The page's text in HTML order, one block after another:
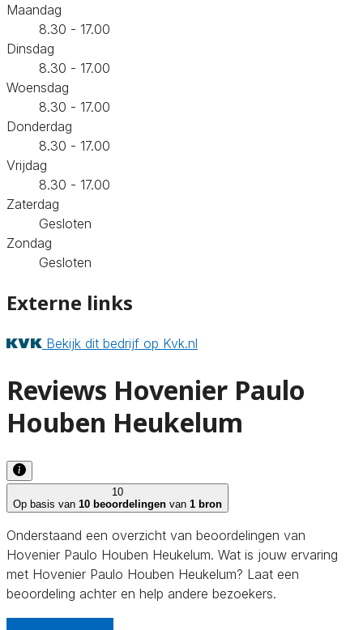
Maandag
8.30 - 17.00
Dinsdag
8.30 - 17.00
Woensdag
8.30 - 17.00
Donderdag
8.30 - 17.00
Vrijdag
8.30 - 17.00
Zaterdag
Gesloten
Zondag
Gesloten
Externe links
Bekijk dit bedrijf op Kvk.nl
Reviews Hovenier Paulo
Houben Heukelum
10
Op basis van 10 beoordelingen van 1 bron
Onderstaand een overzicht van beoordelingen van
Hovenier Paulo Houben Heukelum. Wat is jouw ervaring
met Hovenier Paulo Houben Heukelum? Laat een
beoordeling achter en help andere bezoekers.